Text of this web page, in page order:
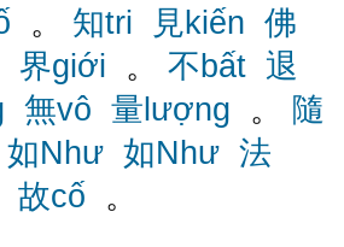
。 知tri 見kiến 佛
界giới 。 不bất 退
無vô 量lượng 。 隨
如Như 如Như 法
故cố 。